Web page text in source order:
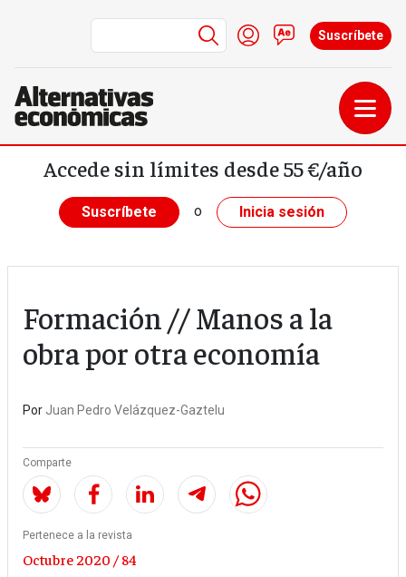
Pasar al contenido principal
Menú de cuenta de
Iniciar sesión
Contacto
Suscríbete
Accede sin límites desde 55 €/año
Suscríbete o Inicia sesión
Formación // Manos a la
obra por otra economía
Por Juan Pedro Velázquez-Gaztelu
Comparte
Pertenece a la revista
Octubre 2020 / 84